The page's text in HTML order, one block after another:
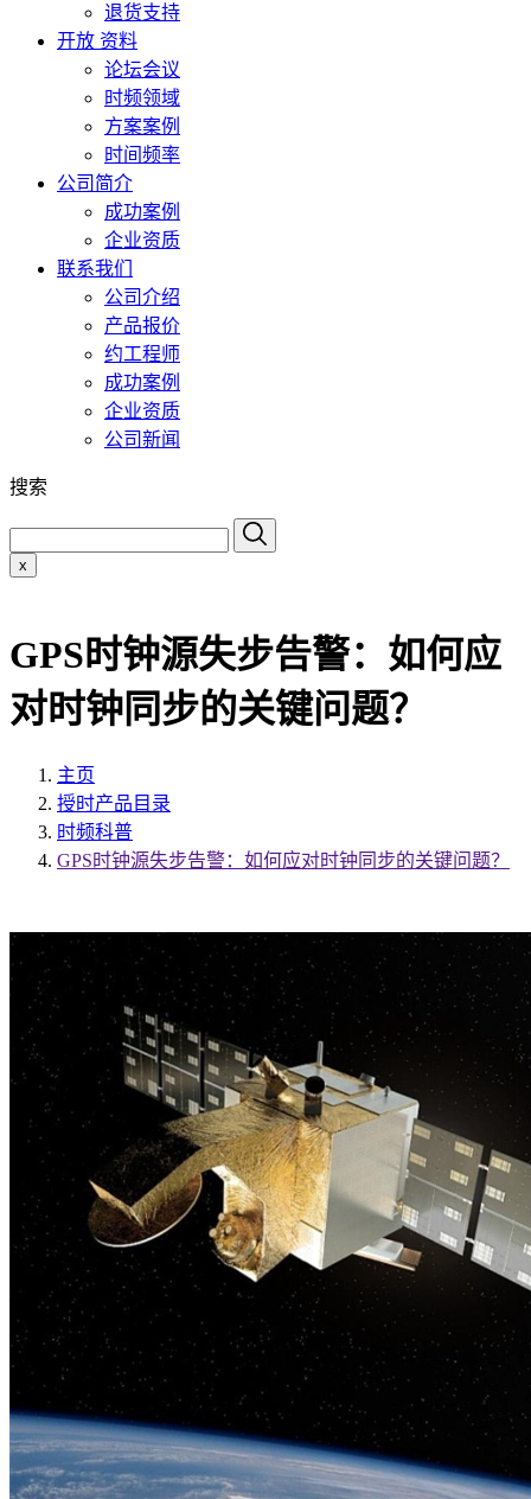
退货支持
开放 资料
论坛会议
时频领域
方案案例
时间频率
公司简介
成功案例
企业资质
联系我们
公司介绍
产品报价
约工程师
成功案例
企业资质
公司新闻
搜索
x
GPS时钟源失步告警：如何应
对时钟同步的关键问题？
主页
授时产品目录
时频科普
GPS时钟源失步告警：如何应对时钟同步的关键问题？